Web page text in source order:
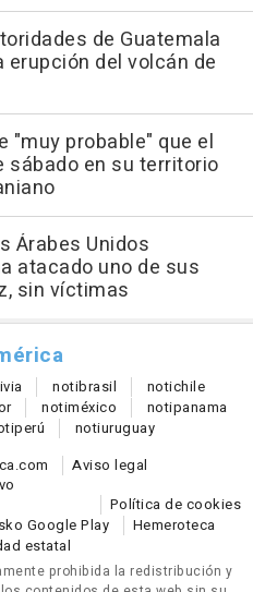
de Guatemala
del volcán de
"muy probable" que el
sábado en su territorio
Árabes Unidos
atacado uno de sus
sin víctimas
notibrasil notichile
notiméxico notipanama
perú notiuruguay
Aviso legal
Política de cookies
Google Play
Hemeroteca
estatal
prohibida la redistribución y